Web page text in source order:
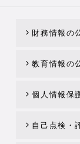
財務情報の
教育情報の
個人情報保
自己点検・